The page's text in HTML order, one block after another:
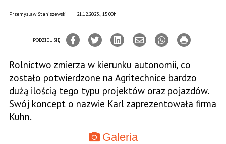
21.12.2023., 15:00h
Przemyslaw Staniszewski
PODZIEL SIĘ
Rolnictwo zmierza w kierunku autonomii, co
zostało potwierdzone na Agritechnice bardzo
dużą ilością tego typu projektów oraz pojazdów.
Swój koncept o nazwie Karl zaprezentowała firma
Kuhn.
Galeria